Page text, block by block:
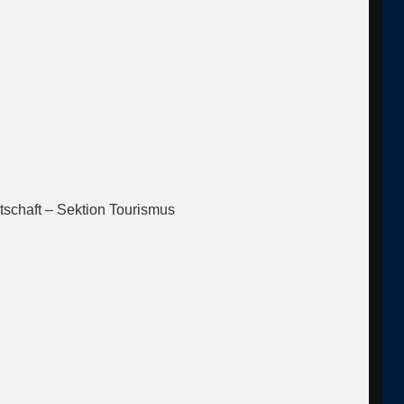
– Sektion Tourismus